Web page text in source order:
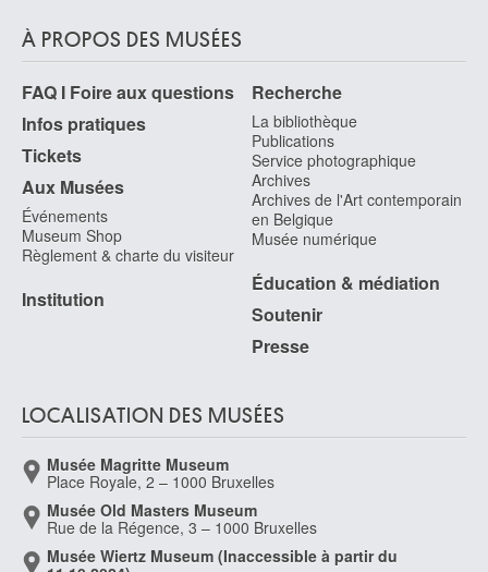
À PROPOS DES MUSÉES
FAQ I Foire aux questions
Infos pratiques
Tickets
Aux Musées
Événements
Museum Shop
Règlement & charte du visiteur
Institution
Recherche
La bibliothèque
Publications
Service photographique
Archives
Archives de l'Art contemporain
en Belgique
Musée numérique
Éducation & médiation
Soutenir
Presse
LOCALISATION DES MUSÉES
Musée Magritte Museum
Place Royale, 2 – 1000 Bruxelles
Musée Old Masters Museum
Rue de la Régence, 3 – 1000 Bruxelles
Musée Wiertz Museum (Inaccessible à partir du